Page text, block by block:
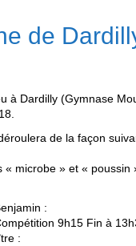
de
à Dardilly (Gymnase
de la façon
microbe » et « poussin
:
9h15 Fin à
: